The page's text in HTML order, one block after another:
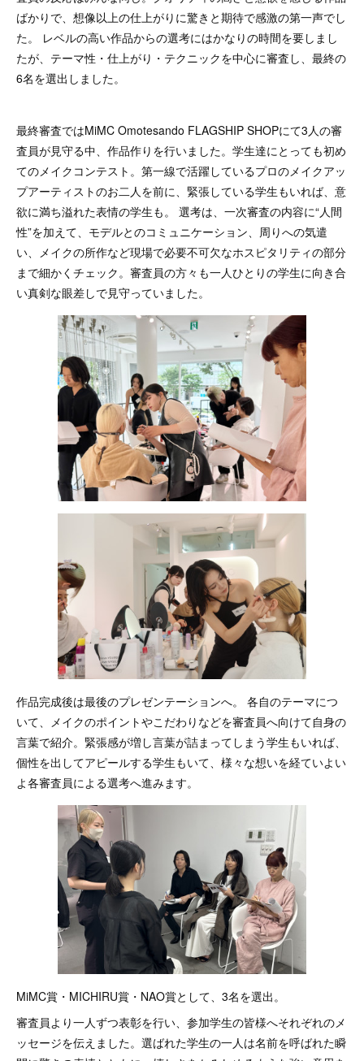
ばかりで、想像以上の仕上がりに驚きと期待で感激の第一声でし
た。 レベルの高い作品からの選考にはかなりの時間を要しまし
たが、テーマ性・仕上がり・テクニックを中心に審査し、最終の
6名を選出しました。
最終審査ではMiMC Omotesando FLAGSHIP SHOPにて3人の審
査員が見守る中、作品作りを行いました。学生達にとっても初め
てのメイクコンテスト。第一線で活躍しているプロのメイクアッ
プアーティストのお二人を前に、緊張している学生もいれば、意
欲に満ち溢れた表情の学生も。 選考は、一次審査の内容に“人間
性”を加えて、モデルとのコミュニケーション、周りへの気遣
い、メイクの所作など現場で必要不可欠なホスピタリティの部分
まで細かくチェック。審査員の方々も一人ひとりの学生に向き合
い真剣な眼差しで見守っていました。
作品完成後は最後のプレゼンテーションへ。 各自のテーマにつ
いて、メイクのポイントやこだわりなどを審査員へ向けて自身の
言葉で紹介。緊張感が増し言葉が詰まってしまう学生もいれば、
個性を出してアピールする学生もいて、様々な想いを経ていよい
よ各審査員による選考へ進みます。
MiMC賞・MICHIRU賞・NAO賞として、3名を選出。
審査員より一人ずつ表彰を行い、参加学生の皆様へそれぞれのメ
ッセージを伝えました。選ばれた学生の一人は名前を呼ばれた瞬